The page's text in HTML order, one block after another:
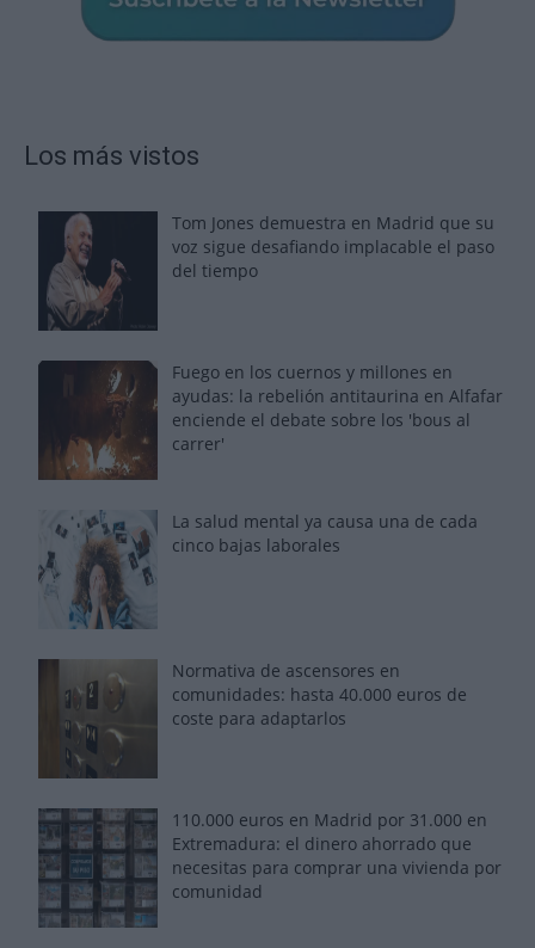
Los más vistos
Tom Jones demuestra en Madrid que su
voz sigue desafiando implacable el paso
del tiempo
Fuego en los cuernos y millones en
ayudas: la rebelión antitaurina en Alfafar
enciende el debate sobre los 'bous al
carrer'
La salud mental ya causa una de cada
cinco bajas laborales
Normativa de ascensores en
comunidades: hasta 40.000 euros de
coste para adaptarlos
110.000 euros en Madrid por 31.000 en
Extremadura: el dinero ahorrado que
necesitas para comprar una vivienda por
comunidad